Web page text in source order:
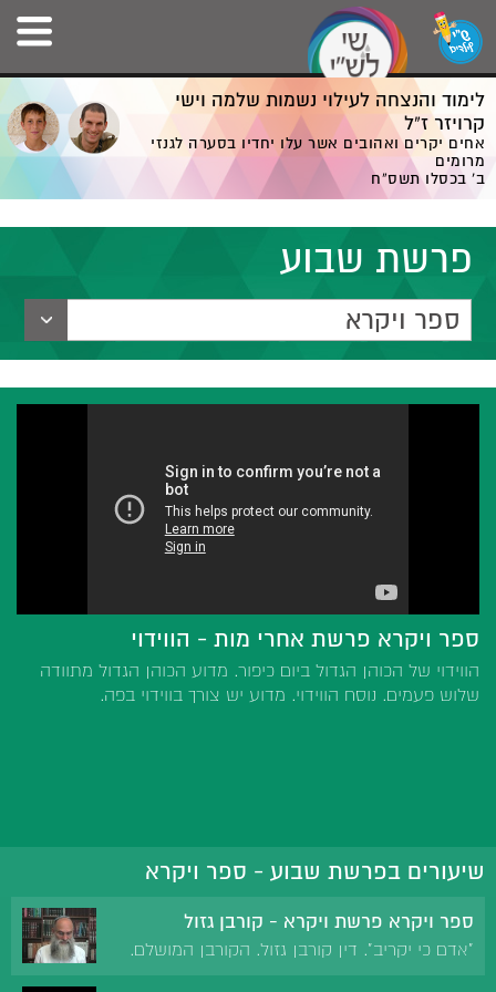
לימוד והנצחה לעילוי נשמות שלמה וישי
קרויזר ז”ל
אחים יקרים ואהובים אשר עלו יחדיו בסערה לגנזי
מרומים
ב' בכסלו תשס”ח
פרשת שבוע
ספר ויקרא
ספר ויקרא פרשת אחרי מות - הווידוי
הווידוי של הכוהן הגדול ביום כיפור. מדוע הכוהן הגדול מתוודה
שלוש פעמים. נוסח הווידוי. מדוע יש צורך בווידוי בפה.
שיעורים בפרשת שבוע - ספר ויקרא
ספר ויקרא פרשת ויקרא - קורבן גזול
"אדם כי יקריב". דין קורבן גזול. הקורבן המושלם.